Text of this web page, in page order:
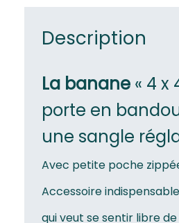
Description
La banane « 4 x
porte en
une sangle
Avec petite poche
Accessoire
qui veut se sentir libre de